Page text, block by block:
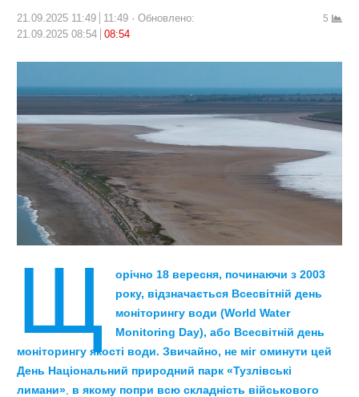
21.09.2025 11:49 11:49
Обновлено:
21.09.2025 08:54
08:54
5
Щ
орічно 18 вересня, починаючи з 2003
року, відзначається Всесвітній день
моніторингу води (World Water
Monitoring Day), або Всесвітній день
моніторингу якості води. Звичайно, не міг оминути цей
День Національний природний парк «Тузлівські
лимани», в якому попри всю складність військового